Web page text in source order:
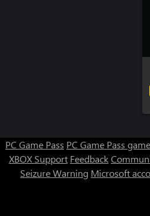
PC Game Pass PC Game Pass
XBOX Support Feedback
Seizure Warning Microsoft